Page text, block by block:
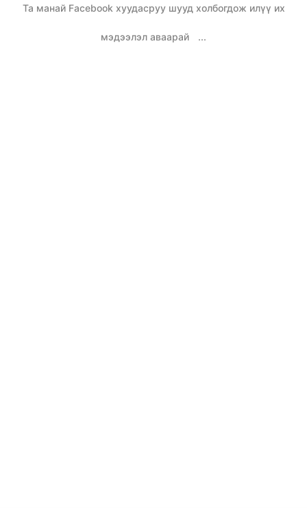
Та манай Facebook хуудасруу шууд холбогдож илүү их
мэдээлэл аваарай ...